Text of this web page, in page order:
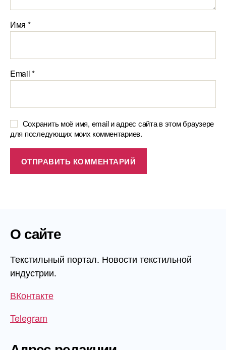
Имя *
Email*
Сохранить моё имя, email и адрес сайта в этом браузере
для последующих моих комментариев.
О сайте
Текстильный портал. Новости текстильной
индустрии.
ВКонтакте
Telegram